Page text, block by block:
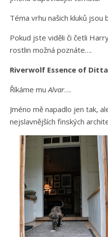
Téma vrhu našich kluků jsou
Pokud jste viděli či četli
rostlin možná poznáte….
Riverwolf Essence of
Říkáme mu Alvar….
Jméno mě napadlo jen tak,
nejslavnějších finských